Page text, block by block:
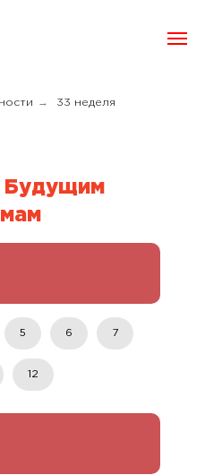
→ 33 неделя
Будущим
5 6 7
12